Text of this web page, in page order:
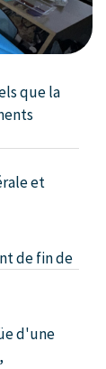
que la
et
de fin de
d'une